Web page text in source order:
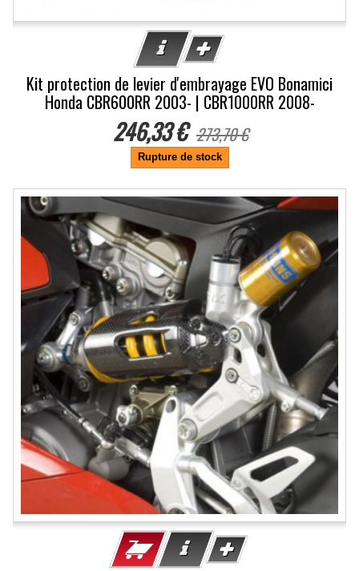
Kit protection de levier d'embrayage EVO Bonamici
Honda CBR600RR 2003- | CBR1000RR 2008-
246,33 € 273,70 €
Rupture de stock